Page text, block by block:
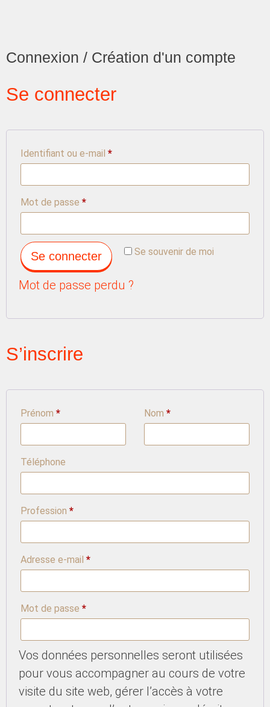
Connexion / Création d'un compte
Se connecter
Identifiant ou e-mail *
Mot de passe *
Se souvenir de moi
Se connecter
Mot de passe perdu ?
S’inscrire
Prénom * Nom *
Téléphone
Profession *
Adresse e-mail *
Mot de passe *
Vos données personnelles seront utilisées
pour vous accompagner au cours de votre
visite du site web, gérer l’accès à votre